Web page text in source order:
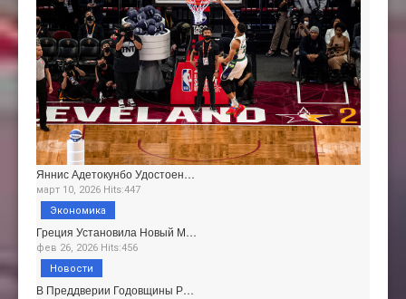
Яннис Адетокунбо Удостоен…
март 10, 2026 Hits:447
Греция Установила Новый М…
фев 26, 2026 Hits:456
Экономика
В Преддверии Годовщины Р…
Новости